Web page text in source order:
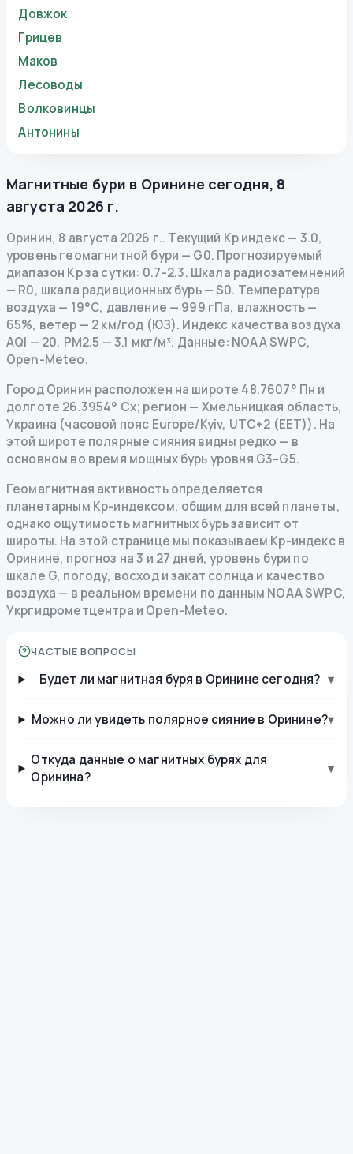
Довжок
Грицев
Маков
Лесоводы
Волковинцы
Антонины
Магнитные бури в Оринине сегодня, 8
августа 2026 г.
Оринин, 8 августа 2026 г.. Текущий Kp индекс— 3.0,
уровень геомагнитной бури — G0. Прогнозируемый
диапазон Kp за сутки: 0.7–2.3. Шкала радиозатемнений
— R0, шкала радиационных бурь— S0. Температура
воздуха — 19°C, давление — 999 гПа, влажность —
65%, ветер — 2 км/год (ЮЗ). Индекс качества воздуха
AQI — 20, PM2.5 — 3.1 мкг/м³. Данные: NOAA SWPC,
Open-Meteo.
Город Оринин расположен на широте 48.7607° Пн и
долготе 26.3954° Сх; регион — Хмельницкая область,
Украина (часовой пояс Europe/Kyiv, UTC+2 (EET)). На
этой широте полярные сияния видны редко — в
основном во время мощных бурь уровня G3–G5.
Геомагнитная активность определяется
планетарным Kp-индексом, общим для всей планеты,
однако ощутимость магнитных бурь зависит от
широты. На этой странице мы показываем Kp-индекс в
Оринине, прогноз на 3 и 27 дней, уровень бури по
шкале G, погоду, восход и закат солнца и качество
воздуха — в реальном времени по данным NOAA SWPC,
Укргидрометцентра и Open-Meteo.
ЧАСТЫЕ ВОПРОСЫ
Будет ли магнитная буря в Оринине сегодня? ▾
Можно ли увидеть полярное сияние в Оринине?▾
Откуда данные о магнитных бурях для
Оринина?
▾